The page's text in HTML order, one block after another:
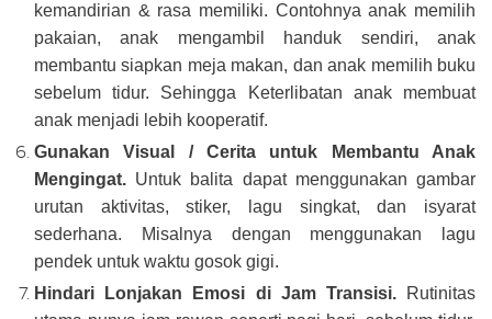
kemandirian & rasa memiliki. Contohnya anak memilih
pakaian, anak mengambil handuk sendiri, anak
membantu siapkan meja makan, dan anak memilih buku
sebelum tidur. Sehingga Keterlibatan anak membuat
anak menjadi lebih kooperatif.
Gunakan Visual / Cerita untuk Membantu Anak
Mengingat. Untuk balita dapat menggunakan gambar
urutan aktivitas, stiker, lagu singkat, dan isyarat
sederhana. Misalnya dengan menggunakan lagu
pendek untuk waktu gosok gigi.
Hindari Lonjakan Emosi di Jam Transisi.
Rutinitas